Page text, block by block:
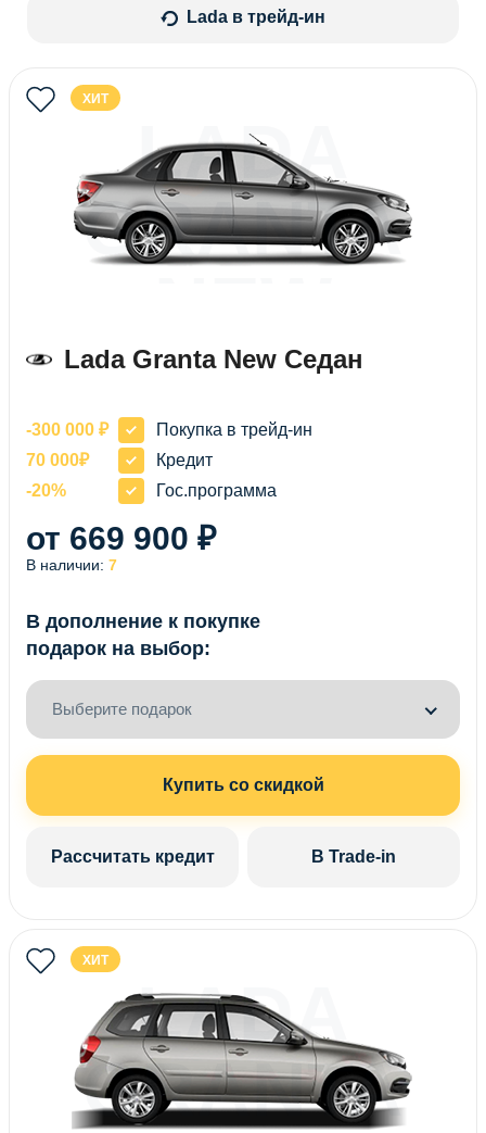
Lada в трейд-ин
ХИТ
LADA
GRANTA
СЕДАН
Lada Granta New Седан
-300 000 ₽
Покупка в трейд-ин
70 000₽
Кредит
-20%
Гос.программа
от 669 900 ₽
В наличии: 7
В дополнение к покупке
подарок на выбор:
Выберите подарок
Купить со скидкой
Рассчитать кредит В Trade-in
ХИТ
LADA
GRANTA